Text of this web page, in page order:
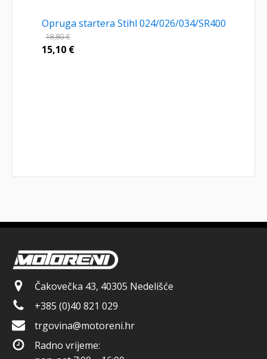
Opruga startera Stihl 024/026/034/SR400
18,80€
15,10 €
Čakovečka 43, 40305 Nedelišće
+385 (0)40 821 029
trgovina@motoreni.hr
Radno vrijeme: